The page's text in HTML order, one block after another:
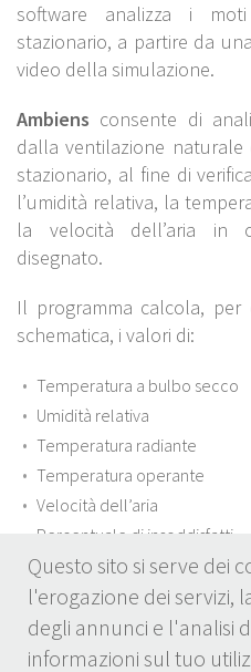
software analizza i
stazionario, a partire da
video della simulazione.
Ambiens consente di
dalla ventilazione naturale
stazionario, al fine di
l’umidità relativa, la
la velocità dell’aria in
disegnato.
Il programma calcola,
schematica, i valori di:
Temperatura a bulbo secco
Umidità relativa
Temperatura radiante
Temperatura operante
Velocità dell’aria
Percentuale di insoddisfatti
© Ecodesign s.r.l. - info@ecodesign.it-
Questo sito si serve dei
l'erogazione dei servizi,
degli annunci e l'analisi
informazioni sul tuo